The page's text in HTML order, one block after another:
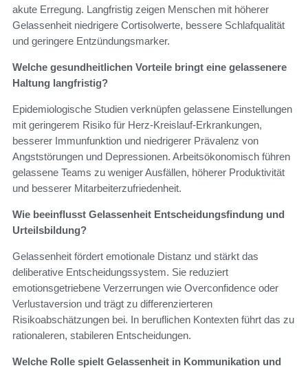
akute Erregung. Langfristig zeigen Menschen mit höherer
Gelassenheit niedrigere Cortisolwerte, bessere Schlafqualität
und geringere Entzündungsmarker.
Welche gesundheitlichen Vorteile bringt eine gelassenere
Haltung langfristig?
Epidemiologische Studien verknüpfen gelassene Einstellungen
mit geringerem Risiko für Herz‑Kreislauf‑Erkrankungen,
besserer Immunfunktion und niedrigerer Prävalenz von
Angststörungen und Depressionen. Arbeitsökonomisch führen
gelassene Teams zu weniger Ausfällen, höherer Produktivität
und besserer Mitarbeiterzufriedenheit.
Wie beeinflusst Gelassenheit Entscheidungsfindung und
Urteilsbildung?
Gelassenheit fördert emotionale Distanz und stärkt das
deliberative Entscheidungssystem. Sie reduziert
emotionsgetriebene Verzerrungen wie Overconfidence oder
Verlustaversion und trägt zu differenzierteren
Risikoabschätzungen bei. In beruflichen Kontexten führt das zu
rationaleren, stabileren Entscheidungen.
Welche Rolle spielt Gelassenheit in Kommunikation und